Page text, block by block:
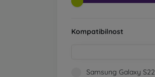
Kompatibilnost
Samsung Galaxy S22